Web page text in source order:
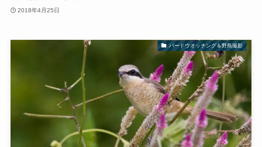
2018年4月25日
バードウオッチング＆野鳥撮影